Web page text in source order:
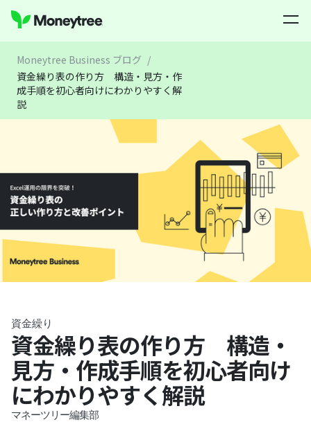
Moneytree Business ブログ /
資金繰り表の作り方 構造・見方・作
成手順を初心者向けにわかりやすく解
説
資金繰り
資金繰り表の作り方 構造・
見方・作成手順を初心者向け
にわかりやすく解説
マネーツリー編集部